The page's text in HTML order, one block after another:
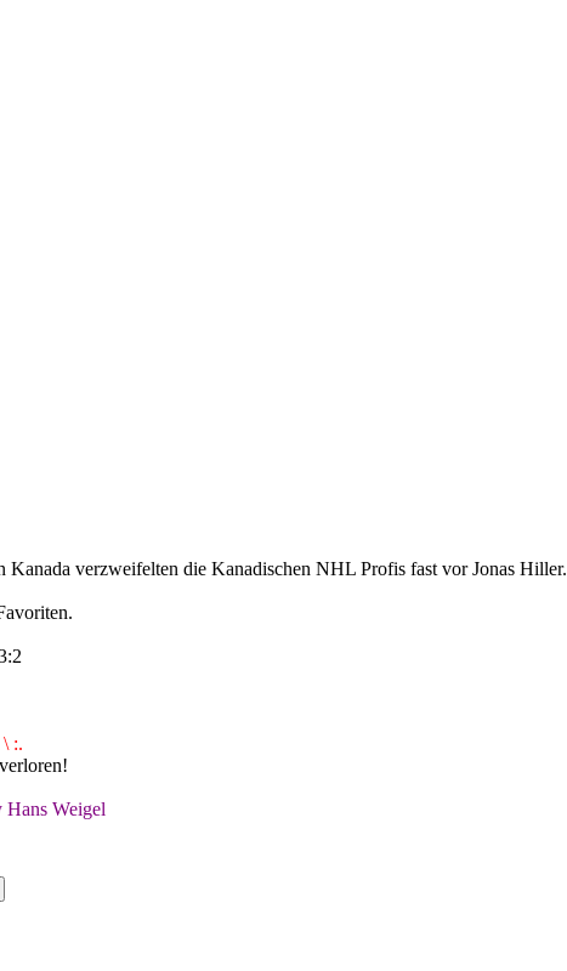
verzweifelten die Kanadischen NHL Profis fast vor Jonas Hiller.
:.
Hans Weigel